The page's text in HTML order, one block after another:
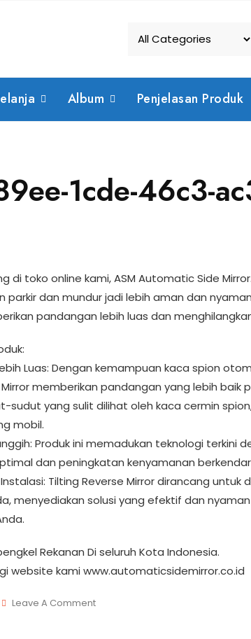
Album Penjelasan Produk
1cde-46c3-
di toko online kami, ASM Automatic Side
parkir dan mundur jadi lebih aman dan
pandangan lebih luas dan
Luas: Dengan kemampuan kaca spion
Mirror memberikan pandangan yang lebih baik
sudut yang sulit dilihat oleh kaca cermin
mobil.
Produk ini memadukan teknologi terkini
dan peningkatan kenyamanan
Tilting Reverse Mirror dirancang
menyediakan solusi yang efektif dan
Rekanan Di seluruh Kota Indonesia.
website kami www.automaticsidemirror.co.id
Leave A CommentOn